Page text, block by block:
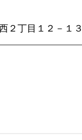
２丁目１２－１３